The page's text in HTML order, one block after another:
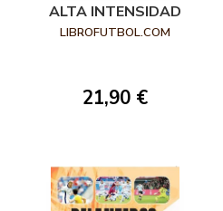
ALTA INTENSIDAD
LIBROFUTBOL.COM
21,90 €